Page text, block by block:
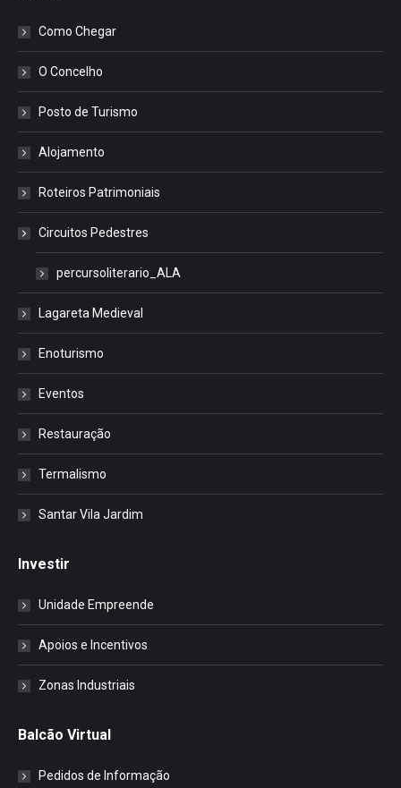
Como Chegar
O Concelho
Posto de Turismo
Alojamento
Roteiros Patrimoniais
Circuitos Pedestres
percursoliterario_ALA
Lagareta Medieval
Enoturismo
Eventos
Restauração
Termalismo
Santar Vila Jardim
Investir
Unidade Empreende
Apoios e Incentivos
Zonas Industriais
Balcão Virtual
Pedidos de Informação